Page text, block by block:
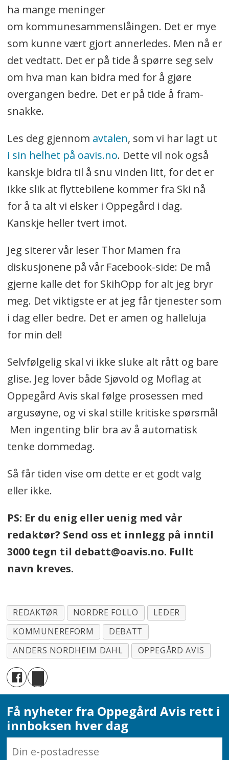
ha mange meninger
om kommunesammenslåingen. Det er mye
som kunne vært gjort annerledes. Men nå er
det vedtatt. Det er på tide å spørre seg selv
om hva man kan bidra med for å gjøre
overgangen bedre. Det er på tide å fram-
snakke.
Les deg gjennom avtalen, som vi har lagt ut
i sin helhet på oavis.no. Dette vil nok også
kanskje bidra til å snu vinden litt, for det er
ikke slik at flyttebilene kommer fra Ski nå
for å ta alt vi elsker i Oppegård i dag.
Kanskje heller tvert imot.
Jeg siterer vår leser Thor Mamen fra
diskusjonene på vår Facebook-side: De må
gjerne kalle det for SkihOpp for alt jeg bryr
meg. Det viktigste er at jeg får tjenester som
i dag eller bedre. Det er amen og halleluja
for min del!
Selvfølgelig skal vi ikke sluke alt rått og bare
glise. Jeg lover både Sjøvold og Moflag at
Oppegård Avis skal følge prosessen med
argusøyne, og vi skal stille kritiske spørsmål
Men ingenting blir bra av å automatisk
tenke dommedag.
Så får tiden vise om dette er et godt valg
eller ikke.
PS: Er du enig eller uenig med vår
redaktør? Send oss et innlegg på inntil
3000 tegn til debatt@oavis.no. Fullt
navn kreves.
REDAKTØR NORDRE FOLLO
LEDER
KOMMUNEREFORM
DEBATT
ANDERS NORDHEIM DAHL
OPPEGÅRD AVIS
Få nyheter fra Oppegård Avis rett i
innboksen hver dag